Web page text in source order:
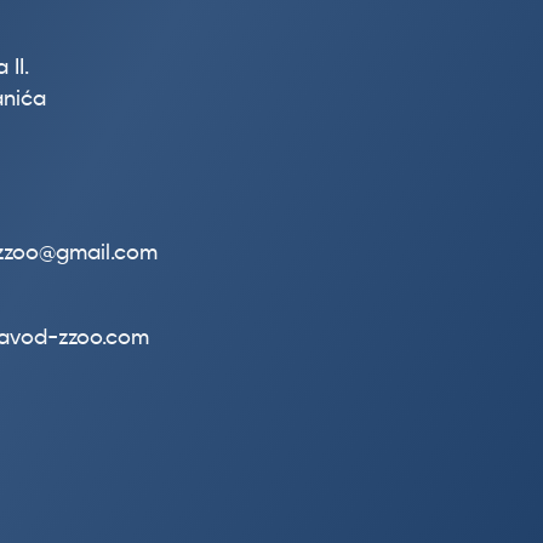
II.
zzoo.com